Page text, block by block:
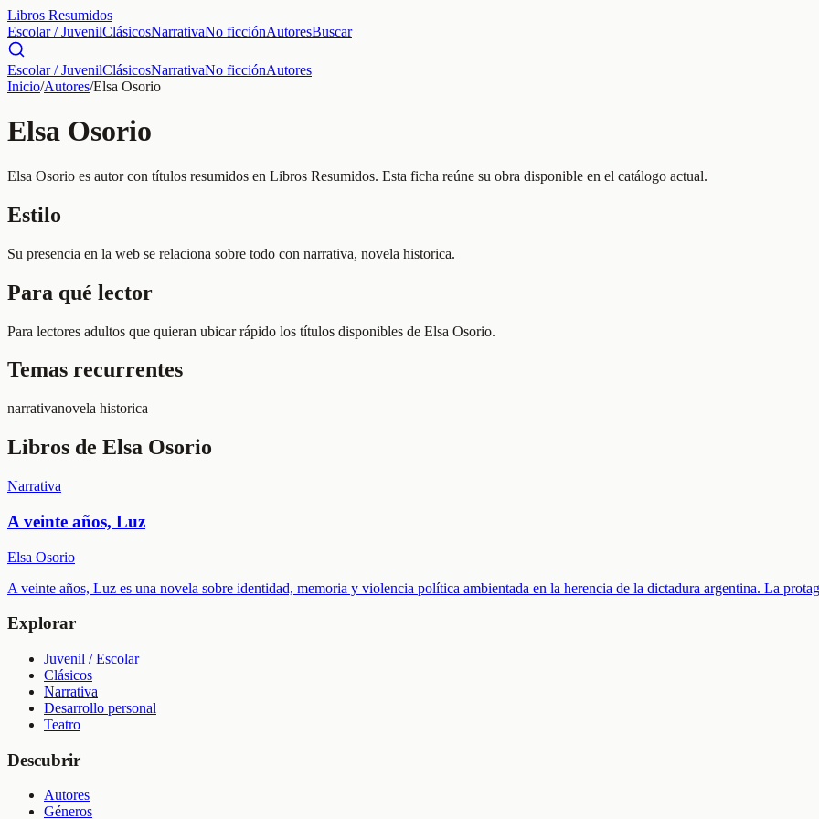
Libros Resumidos
Escolar / JuvenilClásicosNarrativaNo ficciónAutoresBuscar
Escolar / JuvenilClásicosNarrativaNo ficciónAutores
Inicio/Autores/Elsa Osorio
Elsa Osorio
Elsa Osorio es autor con títulos resumidos en Libros Resumidos. Esta ficha reúne su obra disponible en el catálogo actual.
Estilo
Su presencia en la web se relaciona sobre todo con narrativa, novela historica.
Para qué lector
Para lectores adultos que quieran ubicar rápido los títulos disponibles de Elsa Osorio.
Temas recurrentes
narrativanovela historica
Libros de Elsa Osorio
Narrativa
A veinte años, Luz
Elsa Osorio
A veinte años, Luz es una novela sobre identidad, memoria y violencia política ambientada en la herencia de la dictadura argentina. La
Explorar
Juvenil / Escolar
Clásicos
Narrativa
Desarrollo personal
Teatro
Descubrir
Autores
Géneros